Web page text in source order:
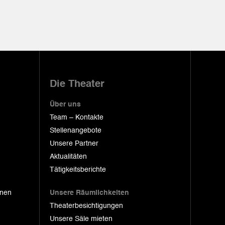
Die Theater
Über uns
Team – Kontakte
Stellenangebote
Unsere Partner
Aktualitäten
Tätigkeitsberichte
Unsere Räumlichkeiten
Theaterbesichtigungen
Unsere Säle mieten